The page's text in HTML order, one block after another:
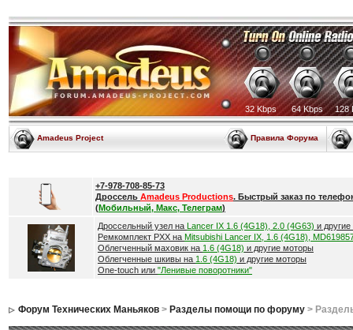
32 Kbps 64 Kbps 128
Amadeus Project Правила Форума
+7-978-708-85-73
Дроссель Amadeus Productions. Быстрый заказ по
(Мобильный, Макс, Телеграм)
Дроссельный узел на Lancer IX 1.6 (4G18), 2.0 (4G63) и
Ремкомплект РХХ на Mitsubishi Lancer IX, 1.6 (4G18),
Облегченный маховик на 1.6 (4G18) и другие моторы
Облегченные шкивы на 1.6 (4G18) и другие моторы
One-touch или "Ленивые поворотники"
Форум Технических Маньяков> Разделы помощи по форуму>